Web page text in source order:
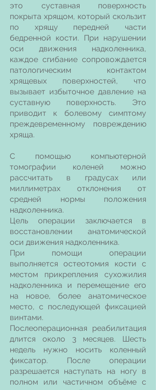
это суставная поверхность
покрыта хрящом, который скользит
по хрящу передней части
бедренной кости. При нарушении
оси движения надколенника,
каждое сгибание сопровождается
патологическим контактом
хрящевых поверхностей, что
вызывает избыточное давление на
суставную поверхность. Это
приводит к болевому симптому
преждевременному повреждению
хряща.
С помощью компьютерной
томографии коленей можно
рассчитать в градусах или
миллиметрах отклонения от
средней нормы положения
надколенника.
Цель операции заключается в
восстановлении анатомической
оси движения надколенника.
При помощи операции
выполняется остеотомия кости с
местом прикрепления сухожилия
надколенника и перемещение его
на новое, более анатомическое
место, с последующей фиксацией
винтами.
Послеоперационная реабилитация
длится около 3 месяцев. Шесть
недель нужно носить коленный
фиксатор. После операции
разрешается наступать на ногу в
полном или частичном объёме с